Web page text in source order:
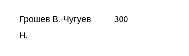
Грошев В.-Чугуев
Н.
300